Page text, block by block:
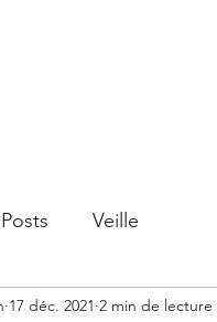
Posts Veille
17 déc. 2021 2 min de lecture